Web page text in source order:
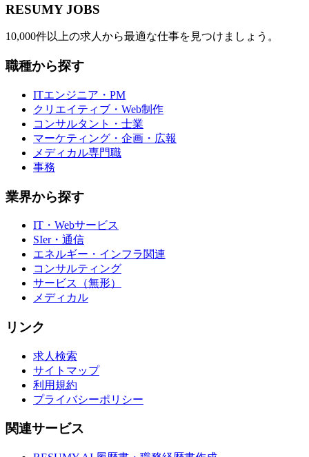
RESUMY JOBS
10,000件以上の求人から最適な仕事を見つけましょう。
職種から探す
ITエンジニア・PM
クリエイティブ・Web制作
コンサルタント・士業
マーケティング・企画・広報
メディカル専門職
事務
業界から探す
IT・Webサービス
SIer・通信
エネルギー・インフラ関連
コンサルティング
サービス（無形）
メディカル
リンク
求人検索
サイトマップ
利用規約
プライバシーポリシー
関連サービス